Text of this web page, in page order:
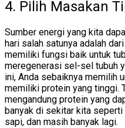
4. Pilih Masakan
Sumber energi yang kita
hari salah satunya adalah
memiliki fungsi baik untuk
meregenerasi sel-sel tubuh
ini, Anda sebaiknya memilih
memiliki protein yang tinggi.
mengandung protein yang
banyak di sekitar kita seperti
sapi, dan masih banyak lagi.